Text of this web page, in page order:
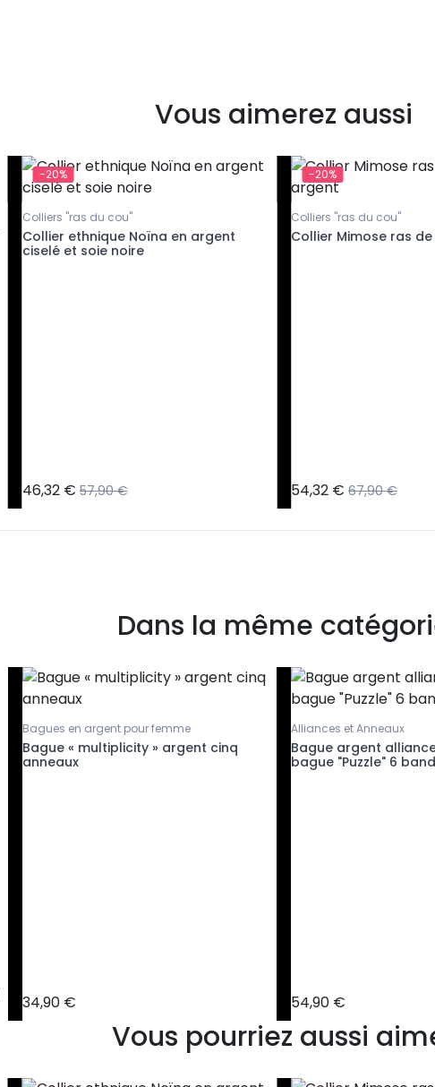
Vous aimerez aussi
-20%
Colliers "ras du cou"
Collier ethnique Noïna en argent
ciselé et soie noire
46,32 € 57,90 €
-20%
Colliers "ras du cou"
Collier Mimose ras
54,32 € 67,90 €
Dans la même
Bagues en argent pour femme
Bague « multiplicity » argent cinq
anneaux
34,90 €
Alliances et Anneaux
Bague argent
bague "Puzzle" 6
54,90 €
Vous pourriez aussi